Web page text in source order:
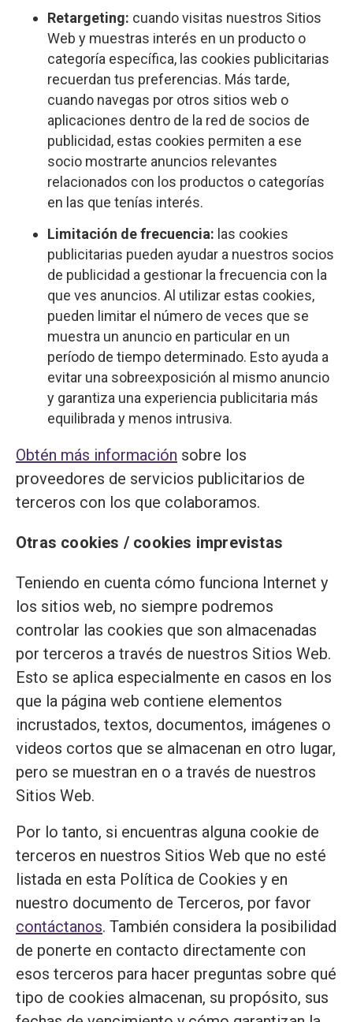
Retargeting: cuando visitas nuestros Sitios
Web y muestras interés en un producto o
categoría específica, las cookies publicitarias
recuerdan tus preferencias. Más tarde,
cuando navegas por otros sitios web o
aplicaciones dentro de la red de socios de
publicidad, estas cookies permiten a ese
socio mostrarte anuncios relevantes
relacionados con los productos o categorías
en las que tenías interés.
Limitación de frecuencia: las cookies
publicitarias pueden ayudar a nuestros socios
de publicidad a gestionar la frecuencia con la
que ves anuncios. Al utilizar estas cookies,
pueden limitar el número de veces que se
muestra un anuncio en particular en un
período de tiempo determinado. Esto ayuda a
evitar una sobreexposición al mismo anuncio
y garantiza una experiencia publicitaria más
equilibrada y menos intrusiva.
Obtén más información sobre los
proveedores de servicios publicitarios de
terceros con los que colaboramos.
Otras cookies / cookies imprevistas
Teniendo en cuenta cómo funciona Internet y
los sitios web, no siempre podremos
controlar las cookies que son almacenadas
por terceros a través de nuestros Sitios Web.
Esto se aplica especialmente en casos en los
que la página web contiene elementos
incrustados, textos, documentos, imágenes o
videos cortos que se almacenan en otro lugar,
pero se muestran en o a través de nuestros
Sitios Web.
Por lo tanto, si encuentras alguna cookie de
terceros en nuestros Sitios Web que no esté
listada en esta Política de Cookies y en
nuestro documento de Terceros, por favor
contáctanos. También considera la posibilidad
de ponerte en contacto directamente con
esos terceros para hacer preguntas sobre qué
tipo de cookies almacenan, su propósito, sus